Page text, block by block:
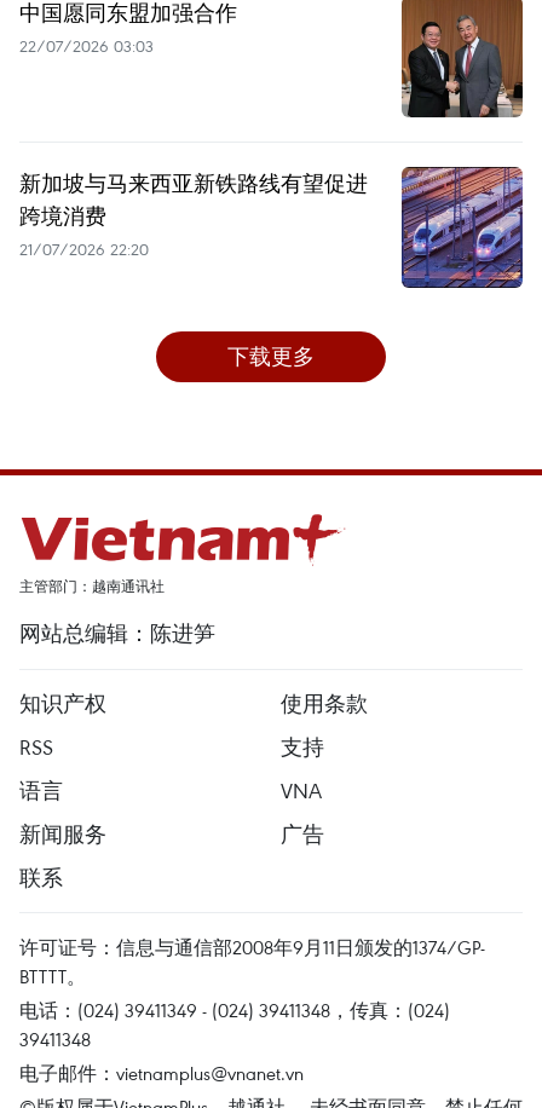
中国愿同东盟加强合作
22/07/2026 03:03
新加坡与马来西亚新铁路线有望促进
跨境消费
21/07/2026 22:20
下载更多
主管部门：越南通讯社
网站总编辑：陈进笋
知识产权
使用条款
RSS
支持
语言
VNA
新闻服务
广告
联系
许可证号：信息与通信部2008年9月11日颁发的1374/GP-
BTTTT。
电话：(024) 39411349 - (024) 39411348，传真：(024)
39411348
电子邮件： vietnamplus@vnanet.vn